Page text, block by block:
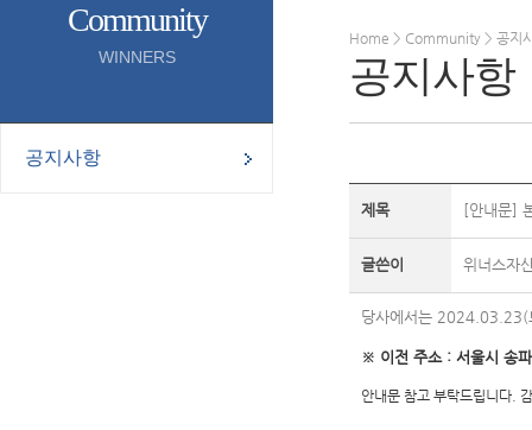
Community
WINNERS
공지사항
Home > Community > 공지
공지사항
제목 [안내문]
글쓴이 위너스자
당사에서는 2024.03.23(
※ 이전 주소 : 서울시 송
안내문 참고 부탁드립니다.